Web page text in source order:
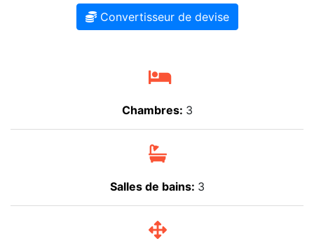
Convertisseur de devise
Chambres: 3
Salles de bains: 3